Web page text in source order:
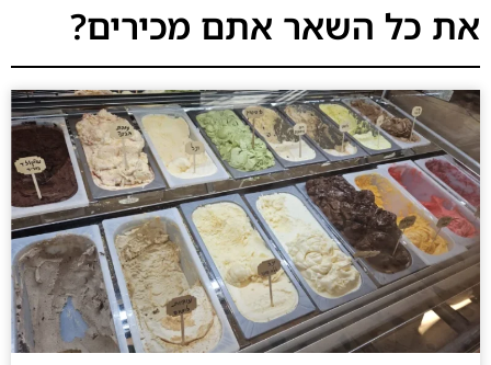
את כל השאר אתם מכירים?